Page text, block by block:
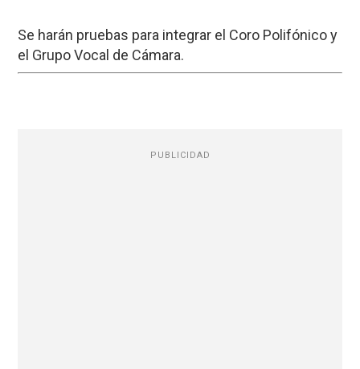
Se harán pruebas para integrar el Coro Polifónico y
el Grupo Vocal de Cámara.
PUBLICIDAD